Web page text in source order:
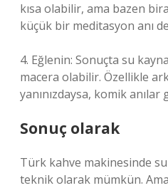
kısa olabilir, ama bazen
küçük bir meditasyon anı
4. Eğlenin: Sonuçta su
macera olabilir. Özellikle
yanınızdaysa, komik anılar
Sonuç olarak
Türk kahve makinesinde su
teknik olarak mümkün.